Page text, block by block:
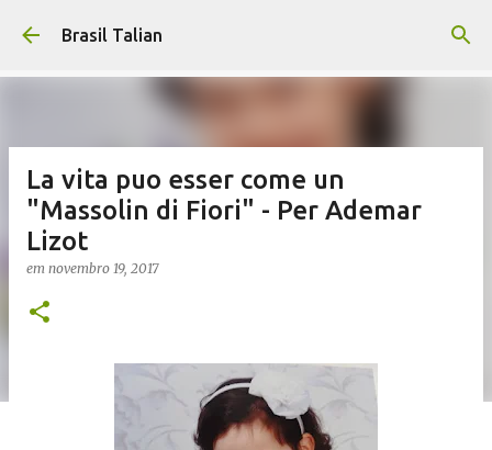
Pular para o conteúdo principal
Brasil Talian
La vita puo esser come un
"Massolin di Fiori" - Per Ademar
Lizot
em novembro 19, 2017